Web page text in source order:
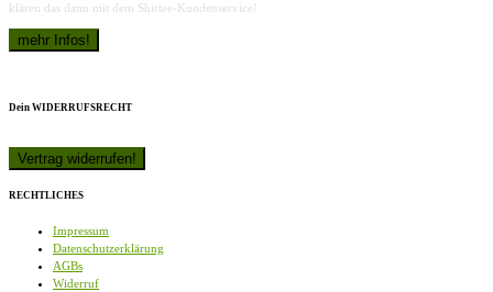
klären das dann mit dem Shirtee-Kundenservice!
Dein WIDERRUFSRECHT
RECHTLICHES
Impressum
Datenschutzerklärung
AGBs
Widerruf